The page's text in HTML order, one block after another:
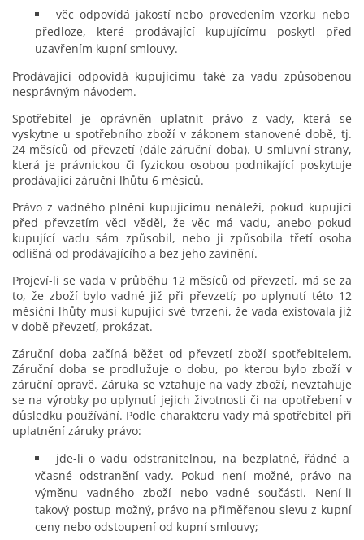
věc odpovídá jakostí nebo provedením vzorku nebo
předloze, které prodávající kupujícímu poskytl před
uzavřením kupní smlouvy.
Prodávající odpovídá kupujícímu také za vadu způsobenou
nesprávným návodem.
Spotřebitel je oprávněn uplatnit právo z vady, která se
vyskytne u spotřebního zboží v zákonem stanovené době, tj.
24 měsíců od převzetí (dále záruční doba). U smluvní strany,
která je právnickou či fyzickou osobou podnikající poskytuje
prodávající záruční lhůtu 6 měsíců.
Právo z vadného plnění kupujícímu nenáleží, pokud kupující
před převzetím věci věděl, že věc má vadu, anebo pokud
kupující vadu sám způsobil, nebo ji způsobila třetí osoba
odlišná od prodávajícího a bez jeho zavinění.
Projeví-li se vada v průběhu 12 měsíců od převzetí, má se za
to, že zboží bylo vadné již při převzetí; po uplynutí této 12
měsíční lhůty musí kupující své tvrzení, že vada existovala již
v době převzetí, prokázat.
Záruční doba začíná běžet od převzetí zboží spotřebitelem.
Záruční doba se prodlužuje o dobu, po kterou bylo zboží v
záruční opravě. Záruka se vztahuje na vady zboží, nevztahuje
se na výrobky po uplynutí jejich životnosti či na opotřebení v
důsledku používání. Podle charakteru vady má spotřebitel při
uplatnění záruky právo:
jde-li o vadu odstranitelnou, na bezplatné, řádné a
včasné odstranění vady. Pokud není možné, právo na
výměnu vadného zboží nebo vadné součásti. Není-li
takový postup možný, právo na přiměřenou slevu z kupní
ceny nebo odstoupení od kupní smlouvy;